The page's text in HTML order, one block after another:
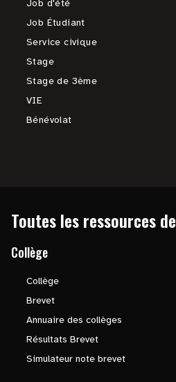
Job d'été
Job Étudiant
Service civique
Stage
Stage de 3ème
VIE
Bénévolat
Toutes les ressources de
Collège
Collège
Brevet
Annuaire des collèges
Résultats Brevet
Simulateur note brevet